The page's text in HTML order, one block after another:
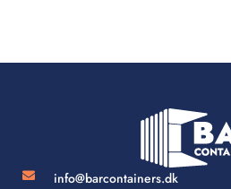
info@barcontainers.dk